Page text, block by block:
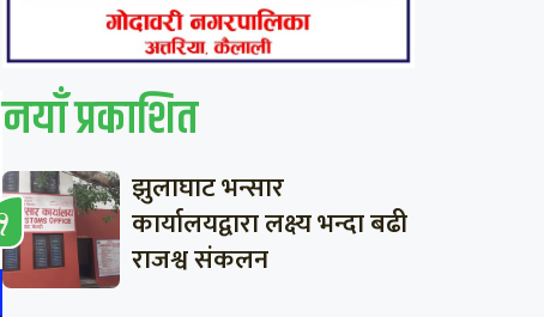
नयाँ प्रकाशित
झुलाघाट भन्सार
कार्यालयद्वारा लक्ष्य भन्दा बढी
राजश्व संकलन